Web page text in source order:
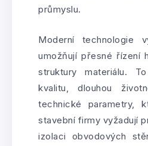
průmyslu.
Moderní technologie
umožňují přesné řízení
struktury materiálu.
kvalitu, dlouhou
technické parametry,
stavební firmy vyžadují
izolaci obvodových